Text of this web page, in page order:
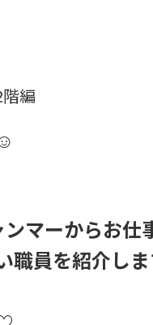
編
マーからお仕
職員を紹介しま